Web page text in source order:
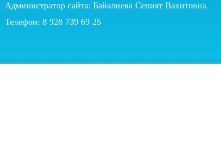
Администратор сайта: Байалиева Сепият Вахитовна
Телефон: 8 928 739 69 25